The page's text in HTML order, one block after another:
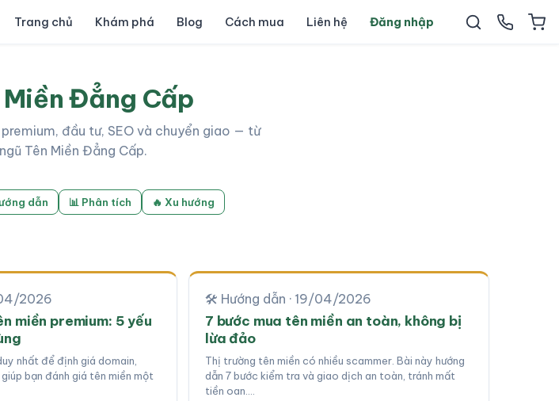
Trang chủ Khám phá Blog Cách mua Liên hệ Đăng nhập
Miền Đẳng Cấp
đầu tư, SEO và chuyển giao — từ
Tên Miền Đẳng Cấp.
dẫn 📊 Phân tích 🔥 Xu hướng
2026
miền premium: 5 yếu
nhất để định giá domain,
bạn đánh giá tên miền một
🛠 Hướng dẫn · 19/04/2026
7 bước mua tên miền an toàn, không bị
lừa đảo
Thị trường tên miền có nhiều scammer. Bài này hướng
dẫn 7 bước kiểm tra và giao dịch an toàn, tránh mất
tiền oan.…